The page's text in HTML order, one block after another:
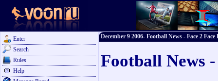
Enter
Search
Rules
Help
December 9 2006- Football News - Face 2 Face
Football News